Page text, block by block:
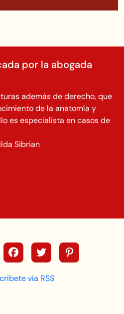
por la abogada
además de derecho, que
de la anatomía y
es especialista en casos de
vía RSS